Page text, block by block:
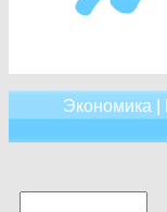
Экономика